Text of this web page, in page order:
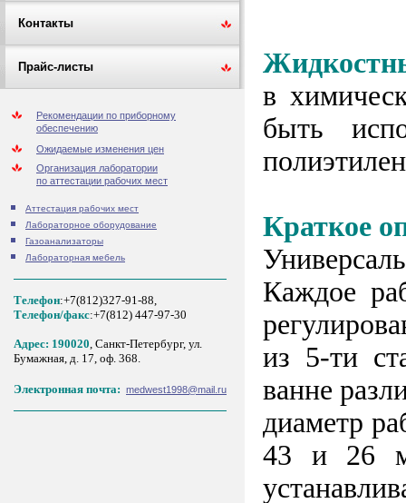
Контакты
Прайс-листы
Рекомендации по приборному
обеспечению
Ожидаемые изменения цен
Организация лаборатории
по аттестации рабочих мест
Аттестация рабочих мест
Лабораторное оборудование
Газоанализаторы
Лабораторная мебель
Телефон:+7(812)327-91-88,
Tелефон/факс:+7(812) 447-97-30
Адрес: 190020, Санкт-Петербург, ул.
Бумажная, д. 17, оф. 368.
Электронная почта: medwest1998@mail.ru
в
быть
Краткое
Каждое
из 5-ти
ванне
диаметр
43 и 26